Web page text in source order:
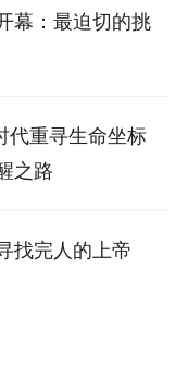
幕：最迫切的挑
代重寻生命坐标
之路
找完人的上帝